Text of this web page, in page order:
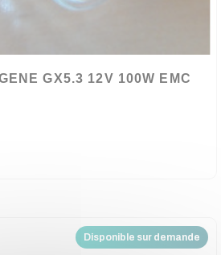
GX5.3 12V 100W EMC
Disponible sur demande